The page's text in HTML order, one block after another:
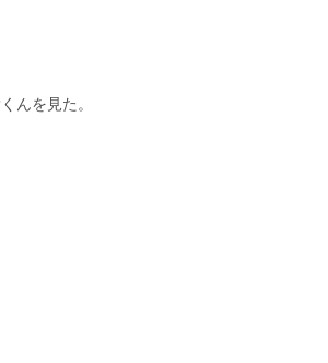
んを見た。